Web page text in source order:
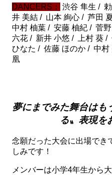
DANCERS：
渋谷 隼生 /
井 美結 / 山本 絢心 / 芦田
中村 柚葉 / 安藤 柚紀 / 菅
六花 / 新井 小悠 / 上村 葵
ひなた / 佐藤 ほのか / 中
凰
夢にまでみた舞台はも
る〟表現を
念願だった大会に出場でき
しみです！
メンバーは小学4年生から